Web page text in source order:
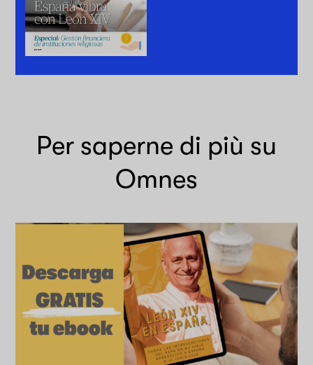
Per saperne di più su
Omnes